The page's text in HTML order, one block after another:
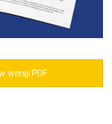
wersji PDF